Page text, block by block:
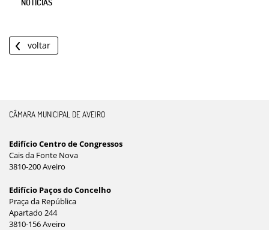
NOTÍCIAS
voltar
CÂMARA MUNICIPAL DE AVEIRO
Edifício Centro de Congressos
Cais da Fonte Nova
3810-200 Aveiro
Edifício Paços do Concelho
Praça da República
Apartado 244
3810-156 Aveiro